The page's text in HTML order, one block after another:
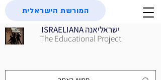
ISRAELIANA ישראליאנה
The Educational Project
המורשת הישראלית